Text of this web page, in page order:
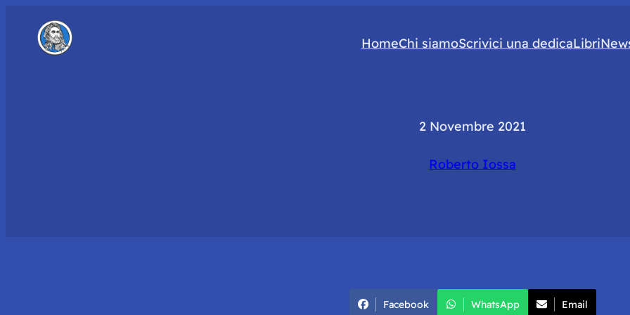
HomeChi siamoScrivici una dedicaLibri
2 Novembre 2021
Roberto Iossa
Facebook WhatsApp Email